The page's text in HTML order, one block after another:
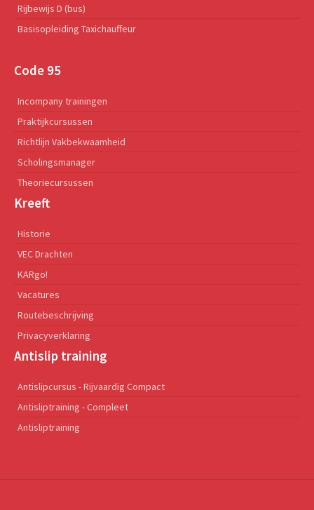
Rijbewijs D (bus)
Basisopleiding Taxichauffeur
Code 95
Incompany trainingen
Praktijkcursussen
Richtlijn Vakbekwaamheid
Scholingsmanager
Theoriecursussen
Kreeft
Historie
VEC Drachten
KARgo!
Vacatures
Routebeschrijving
Privacyverklaring
Antislip training
Antislipcursus - Rijvaardig Compact
Antisliptraining - Compleet
Antisliptraining